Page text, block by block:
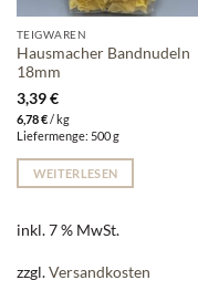
TEIGWAREN
Hausmacher Bandnudeln
18mm
3,39€
6,78€/kg
Liefermenge: 500 g
WEITERLESEN
inkl. 7 % MwSt.
zzgl.Versandkosten